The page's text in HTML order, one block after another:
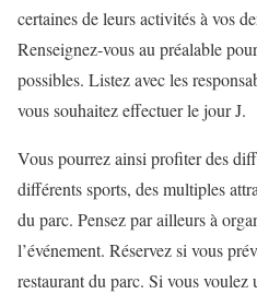
certaines de leurs activités à vos
Renseignez-vous au préalable
possibles. Listez avec les
vous souhaitez effectuer le jour J.
Vous pourrez ainsi profiter des
différents sports, des multiples
du parc. Pensez par ailleurs à
l’événement. Réservez si vous
restaurant du parc. Si vous